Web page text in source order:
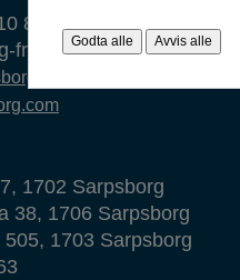
80 00
fredag 09.00-14.00)
1702 Sarpsborg
38, 1706 Sarpsborg
1703 Sarpsborg
Godta alle Avvis alle